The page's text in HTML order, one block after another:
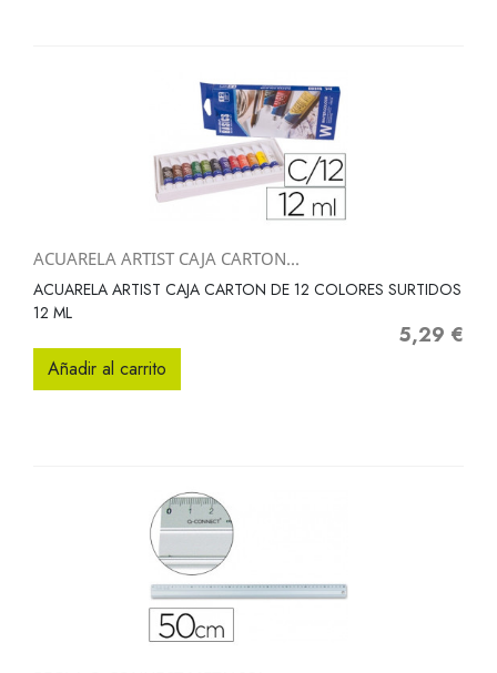
ACUARELA ARTIST CAJA CARTON...
ACUARELA ARTIST CAJA CARTON DE 12 COLORES SURTIDOS
12 ML
Precio
5,29 €
Añadir al carrito